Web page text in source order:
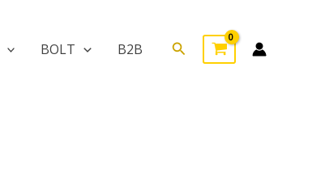
BOLT B2B Search